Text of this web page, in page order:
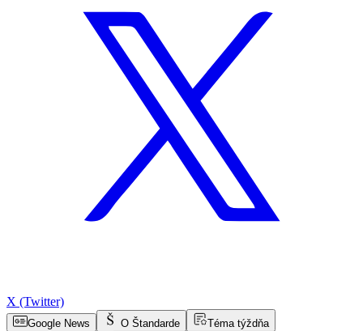
X (Twitter)
Google News O Štandarde
Téma týždňa